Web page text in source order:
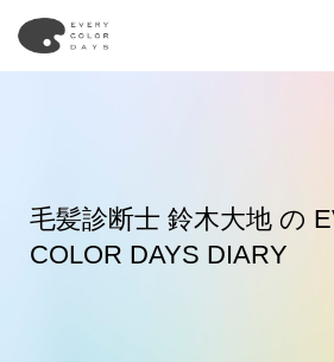
毛髪診断士 鈴木大地 の
COLOR DAYS DIARY